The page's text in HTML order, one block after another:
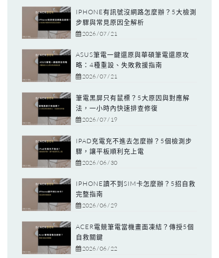
IPHONE有訊號沒網路怎麼辦？5大檢測
步驟與常見原因全解析
2026 / 07 / 21
ASUS筆電一鍵還原與華碩筆電還原攻
略：4種重設、失敗救援指南
2026 / 07 / 21
筆電黑屏只有鼠標？5大原因與對應解
法，一小時內快速排查修復
2026 / 07 / 19
IPAD充電充不進去怎麼辦？5個檢測步
驟，讓平板順利充上電
2026 / 06 / 30
IPHONE讀不到SIM卡怎麼辦？5招自救
完整指南
2026 / 06 / 29
ACER電競筆電當機畫面凍結？傳授5個
自救關鍵
2026 / 06 / 22